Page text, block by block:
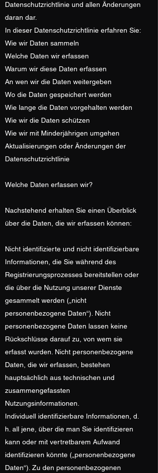
Datenschutzrichtlinie und allen Änderungen
daran dar.
In dieser Datenschutzrichtlinie erfahren Sie:
Wie wir Daten sammeln
Welche Daten wir erfassen
Warum wir diese Daten erfassen
An wen wir die Daten weitergeben
Wo die Daten gespeichert werden
Wie lange die Daten vorgehalten werden
Wie wir die Daten schützen
Wie wir mit Minderjährigen umgehen
Aktualisierungen oder Änderungen der
Datenschutzrichtlinie
Welche Daten erfassen wir?
Nachstehend erhalten Sie einen Überblick
über die Daten, die wir erfassen können:
Nicht identifizierte und nicht identifizierbare
Informationen, die Sie während des
Registrierungsprozesses bereitstellen oder
die über die Nutzung unserer Dienste
gesammelt werden („nicht
personenbezogene Daten“). Nicht
personenbezogene Daten lassen keine
Rückschlüsse darauf zu, von wem sie
erfasst wurden. Nicht personenbezogene
Daten, die wir erfassen, bestehen
hauptsächlich aus technischen und
zusammengefassten
Nutzungsinformationen.
Individuell identifizierbare Informationen, d.
h. all jene, über die man Sie identifizieren
kann oder mit vertretbarem Aufwand
identifizieren könnte („personenbezogene
Daten“). Zu den personenbezogenen